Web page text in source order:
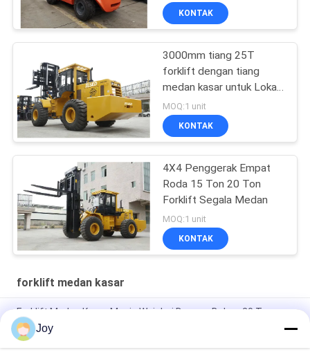
KONTAK
3000mm tiang 25T
forklift dengan tiang
medan kasar untuk Lokasi
Tambang
MOQ:1 unit
KONTAK
4X4 Penggerak Empat
Roda 15 Ton 20 Ton
Forklift Segala Medan
MOQ:1 unit
KONTAK
forklift medan kasar
Forklift Medan Kasar Mesin Weichai Dengan Beban 20 Ton
Box Type Frame 20T Load Off Road Forklift Untuk Medan
Kasar
Joy